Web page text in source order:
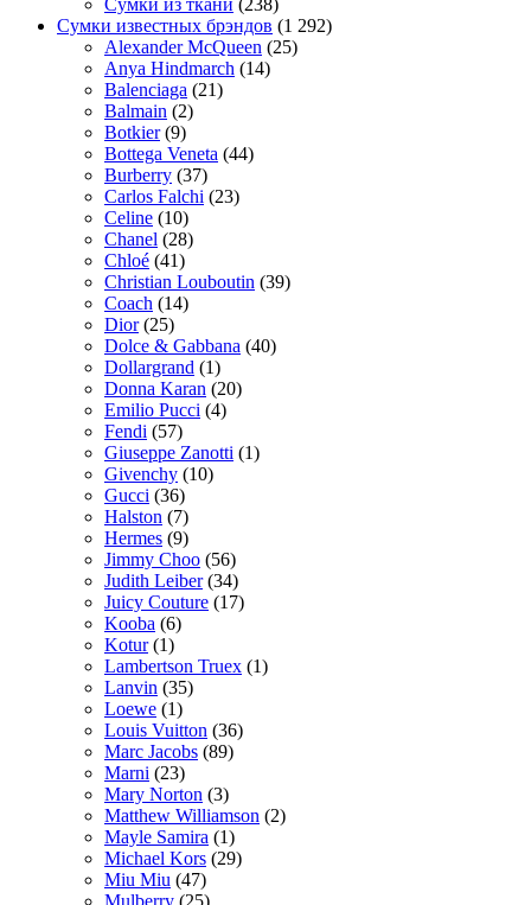
Сумки из ткани (238)
Сумки известных брэндов (1 292)
Alexander McQueen (25)
Anya Hindmarch (14)
Balenciaga (21)
Balmain (2)
Botkier(9)
Bottega Veneta (44)
Burberry (37)
Carlos Falchi (23)
Celine (10)
Chanel (28)
Chloé (41)
Christian Louboutin (39)
Coach (14)
Dior(25)
Dolce & Gabbana (40)
Dollargrand (1)
Donna Karan (20)
Emilio Pucci (4)
Fendi (57)
Giuseppe Zanotti (1)
Givenchy (10)
Gucci (36)
Halston (7)
Hermes (9)
Jimmy Choo (56)
Judith Leiber(34)
Juicy Couture (17)
Kooba (6)
Kotur(1)
Lambertson Truex (1)
Lanvin (35)
Loewe (1)
Louis Vuitton (36)
Marc Jacobs (89)
Marni (23)
Mary Norton (3)
Matthew Williamson (2)
Mayle Samira (1)
Michael Kors (29)
Miu Miu (47)
Mulberry (25)